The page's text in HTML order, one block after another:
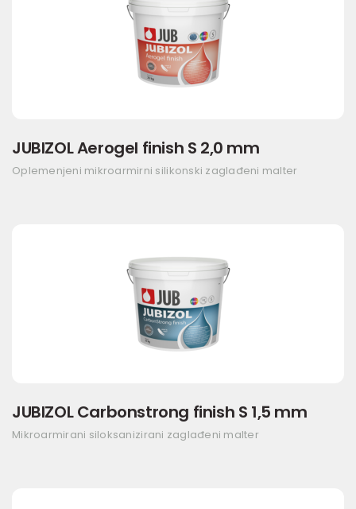
JUBIZOL Aerogel finish S 2,0 mm
Oplemenjeni mikroarmirni silikonski zaglađeni malter
JUBIZOL Carbonstrong finish S 1,5 mm
Mikroarmirani siloksanizirani zaglađeni malter